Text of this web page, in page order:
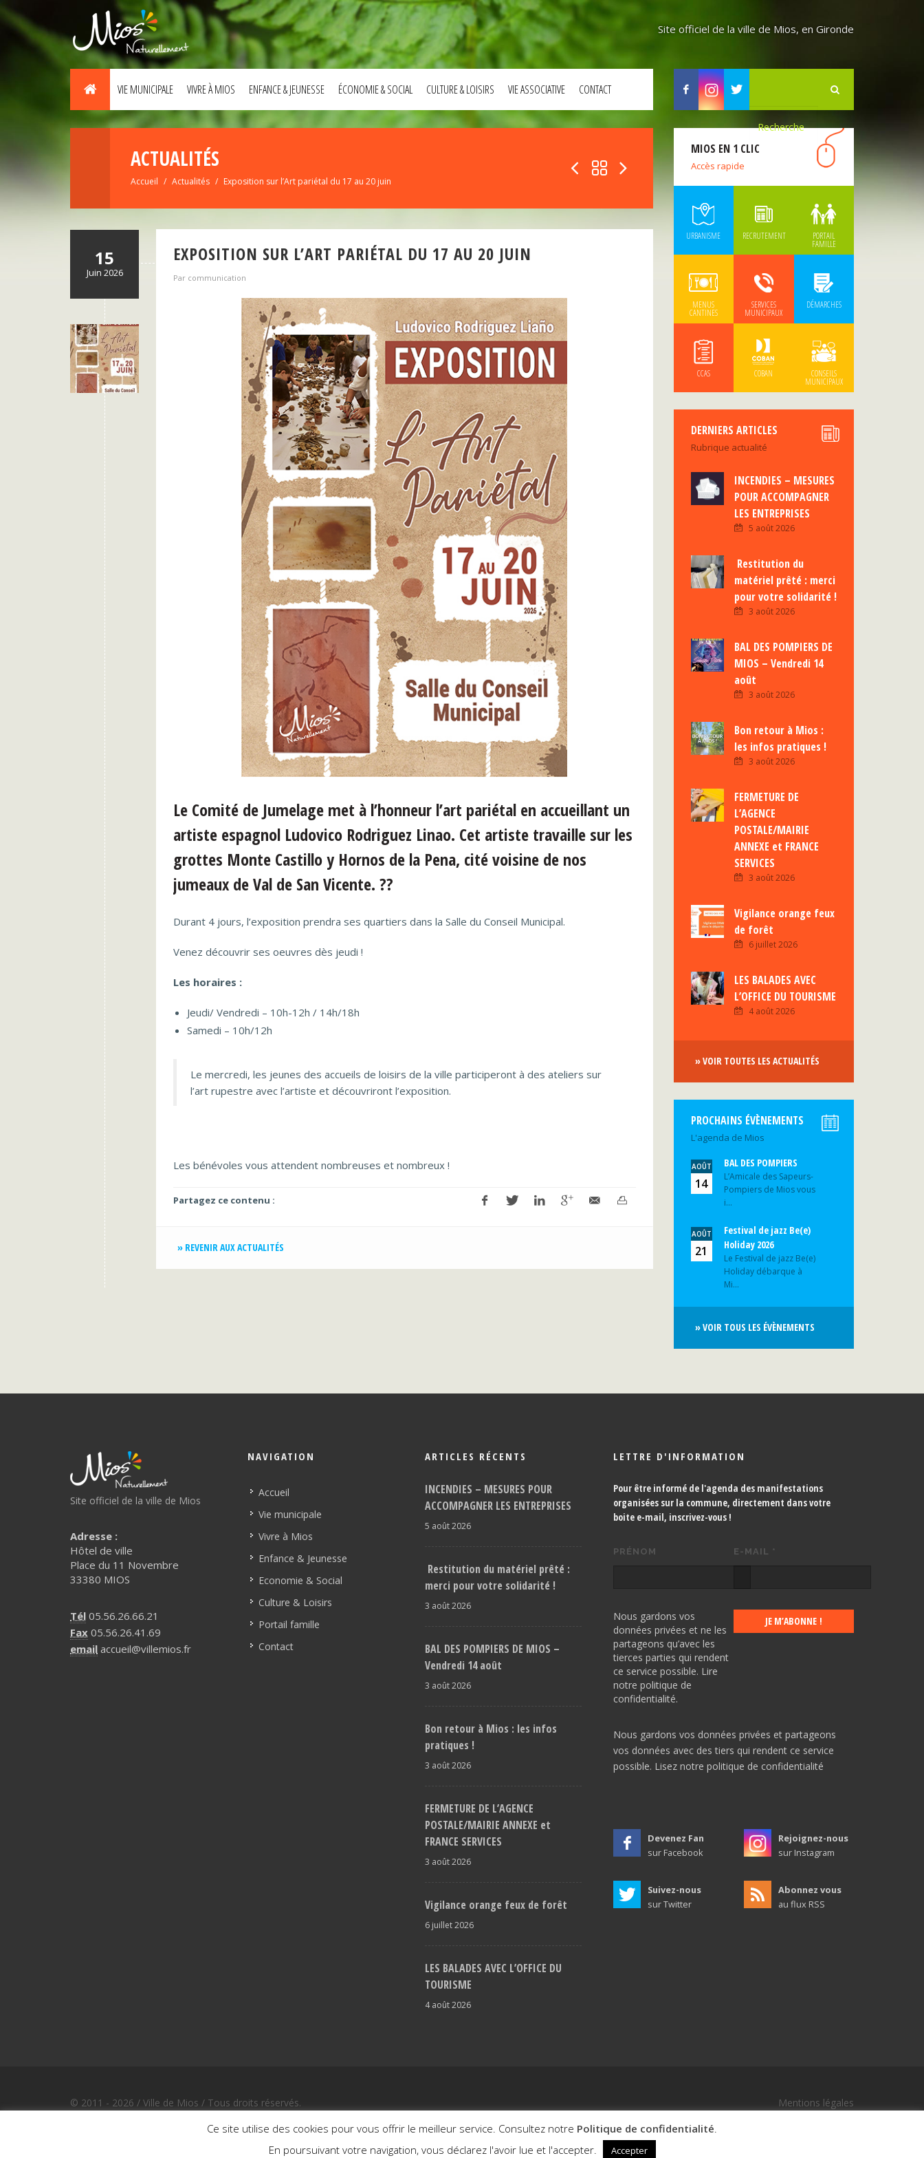
Site officiel de la ville de Mios, en Gironde
VIE MUNICIPALE VIVRE À MIOS ENFANCE & JEUNESSE ÉCONOMIE & SOCIAL CULTURE & LOISIRS VIE ASSOCIATIVE CONTACT
FacebookInstagram
Twitter
ACTUALITÉS
Accueil Actualités Exposition sur l’Art pariétal du 17 au 20 juin
15
Juin 2026
EXPOSITION SUR L’ART PARIÉTAL DU 17 AU 20 JUIN
Par communication
Le Comité de Jumelage met à l’honneur l’art pariétal en accueillant un
artiste espagnol Ludovico Rodriguez Linao. Cet artiste travaille sur les
grottes Monte Castillo y Hornos de la Pena, cité voisine de nos
jumeaux de Val de San Vicente. ??
Durant 4 jours, l’exposition prendra ses quartiers dans la Salle du Conseil Municipal.
Venez découvrir ses oeuvres dès jeudi !
Les horaires :
Jeudi/ Vendredi – 10h-12h / 14h/18h
Samedi – 10h/12h
Le mercredi, les jeunes des accueils de loisirs de la ville participeront à des ateliers sur
l’art rupestre avec l’artiste et découvriront l’exposition.
Les bénévoles vous attendent nombreuses et nombreux !
Partagez ce contenu :
» REVENIR AUX ACTUALITÉS
MIOS EN 1 CLIC
Accès rapide
URBANISME RECRUTEMENT PORTAIL
FAMILLE
MENUS
CANTINES
SERVICES
MUNICIPAUX
DÉMARCHES
CCAS COBAN CONSEILS
MUNICIPAUX
DERNIERS ARTICLES
Rubrique actualité
INCENDIES – MESURES
POUR ACCOMPAGNER
LES ENTREPRISES
5 août 2026
Restitution du
matériel prêté : merci
pour votre solidarité !
3 août 2026
BAL DES POMPIERS DE
MIOS – Vendredi 14
août
3 août 2026
Bon retour à Mios :
les infos pratiques !
3 août 2026
FERMETURE DE
L’AGENCE
POSTALE/MAIRIE
ANNEXE et FRANCE
SERVICES
3 août 2026
Vigilance orange feux
de forêt
6 juillet 2026
LES BALADES AVEC
L’OFFICE DU TOURISME
4 août 2026
» VOIR TOUTES LES ACTUALITÉS
PROCHAINS ÉVÈNEMENTS
L'agenda de Mios
AOÛT
14
BAL DES POMPIERS
L’Amicale des Sapeurs-
Pompiers de Mios vous
i...
AOÛT
21
Festival de jazz Be(e)
Holiday 2026
Le Festival de jazz Be(e)
Holiday débarque à
Mi...
» VOIR TOUS LES ÉVÈNEMENTS
Site officiel de la ville de Mios
Adresse :
Hôtel de ville
Place du 11 Novembre
33380 MIOS
Tél 05.56.26.66.21
Fax 05.56.26.41.69
email accueil@villemios.fr
NAVIGATION
Accueil
Vie municipale
Vivre à Mios
Enfance & Jeunesse
Economie & Social
Culture & Loisirs
Portail famille
Contact
ARTICLES RÉCENTS
INCENDIES – MESURES POUR
ACCOMPAGNER LES ENTREPRISES
5 août 2026
Restitution du matériel prêté :
merci pour votre solidarité !
3 août 2026
BAL DES POMPIERS DE MIOS –
Vendredi 14 août
3 août 2026
Bon retour à Mios : les infos
pratiques !
3 août 2026
FERMETURE DE L’AGENCE
POSTALE/MAIRIE ANNEXE et
FRANCE SERVICES
3 août 2026
Vigilance orange feux de forêt
6 juillet 2026
LES BALADES AVEC L’OFFICE DU
TOURISME
4 août 2026
LETTRE D'INFORMATION
Pour être informé de l'agenda des manifestations
organisées sur la commune, directement dans votre
boite e-mail, inscrivez-vous !
PRÉNOM E-MAIL *
Nous gardons vos
données privées et ne les
partageons qu’avec les
tierces parties qui rendent
ce service possible. Lire
notre politique de
confidentialité.
Nous gardons vos données privées et partageons
vos données avec des tiers qui rendent ce service
possible. Lisez notre politique de confidentialité
Devenez Fan
sur Facebook
Rejoignez-nous
sur Instagram
Suivez-nous
sur Twitter
Abonnez vous
au flux RSS
© 2011 - 2026 / Ville de Mios / Tous droits réservés.
Mentions légales
Ce site utilise des cookies pour vous offrir le meilleur service. Consultez notre Politique de confidentialité.
En poursuivant votre navigation, vous déclarez l'avoir lue et l'accepter.
Accepter